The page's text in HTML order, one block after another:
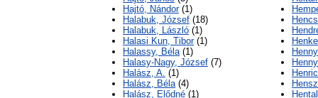
Hajtó, Nándor(1)
Halabuk, József (18)
Halabuk, László (1)
Halasi Kun, Tibor(1)
Halassy, Béla(1)
Halasy-Nagy, József (7)
Halász, A. (1)
Halász, Béla(4)
Halász, Elődné (1)